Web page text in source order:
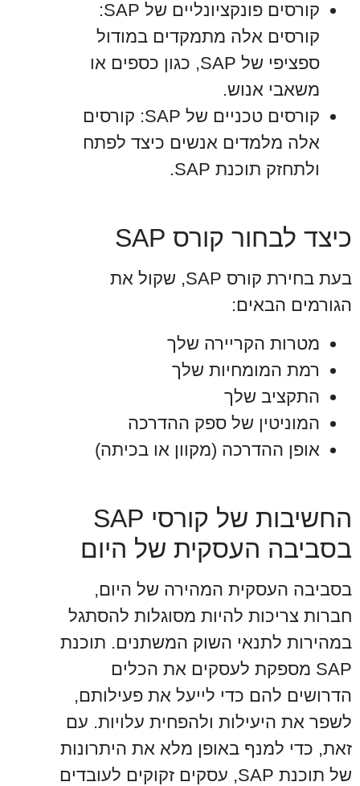
קורסים פונקציונליים של SAP:
קורסים אלה מתמקדים במודול
ספציפי של SAP, כגון כספים או
משאבי אנוש.
קורסים טכניים של SAP: קורסים
אלה מלמדים אנשים כיצד לפתח
ולתחזק תוכנת SAP.
כיצד לבחור קורס SAP
בעת בחירת קורס SAP, שקול את
הגורמים הבאים:
מטרות הקריירה שלך
רמת המומחיות שלך
התקציב שלך
המוניטין של ספק ההדרכה
אופן ההדרכה (מקוון או בכיתה)
החשיבות של קורסי SAP
בסביבה העסקית של היום
בסביבה העסקית המהירה של היום,
חברות צריכות להיות מסוגלות להסתגל
במהירות לתנאי השוק המשתנים. תוכנת
SAP מספקת לעסקים את הכלים
הדרושים להם כדי לייעל את פעילותם,
לשפר את היעילות ולהפחית עלויות. עם
זאת, כדי למנף באופן מלא את היתרונות
של תוכנת SAP, עסקים זקוקים לעובדים